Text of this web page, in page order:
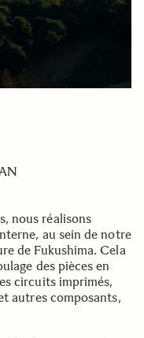
nous réalisons
au sein de notre
de Fukushima. Cela
des pièces en
circuits imprimés,
autres composants,